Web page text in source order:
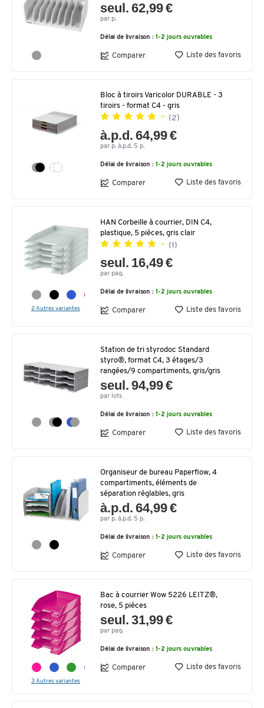
seul. 62,99 €
par p.
Délai de livraison : 1-2 jours ouvrables
Comparer Liste des favoris
Bloc à tiroirs Varicolor DURABLE - 3
tiroirs - format C4 - gris
(2)
à.p.d. 64,99 €
par p. à.p.d. 5 p.
Délai de livraison : 1-2 jours ouvrables
Comparer Liste des favoris
2 Autres variantes
HAN Corbeille à courrier, DIN C4,
plastique, 5 pièces, gris clair
(1)
seul. 16,49 €
par paq.
Délai de livraison : 1-2 jours ouvrables
Comparer Liste des favoris
Station de tri styrodoc Standard
styro®, format C4, 3 étages/3
rangées/9 compartiments, gris/gris
seul. 94,99 €
par lots
Délai de livraison : 1-2 jours ouvrables
Comparer Liste des favoris
Organiseur de bureau Paperflow, 4
compartiments, éléments de
séparation réglables, gris
à.p.d. 64,99 €
par p. à.p.d. 5 p.
Délai de livraison : 1-2 jours ouvrables
Comparer Liste des favoris
3 Autres variantes
Bac à courrier Wow 5226 LEITZ®,
rose, 5 pièces
seul. 31,99 €
par paq.
Délai de livraison : 1-2 jours ouvrables
Comparer Liste des favoris